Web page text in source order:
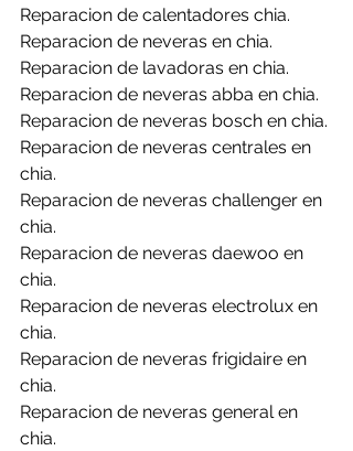
Reparacion de calentadores chia.
Reparacion de neveras en chia.
Reparacion de lavadoras en chia.
Reparacion de neveras abba en chia.
Reparacion de neveras bosch en chia.
Reparacion de neveras centrales en
chia.
Reparacion de neveras challenger en
chia.
Reparacion de neveras daewoo en
chia.
Reparacion de neveras electrolux en
chia.
Reparacion de neveras frigidaire en
chia.
Reparacion de neveras general en
chia.